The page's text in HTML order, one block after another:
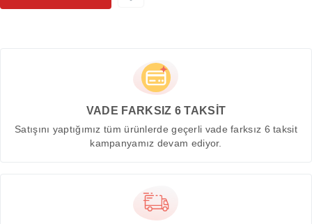
VADE FARKSIZ 6 TAKSİT
Satışını yaptığımız tüm ürünlerde geçerli vade farksız 6 taksit
kampanyamız devam ediyor.